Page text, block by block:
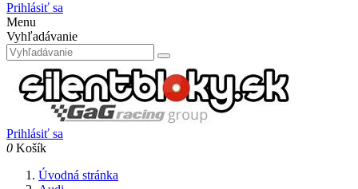
Prihlásiť sa
Menu
Vyhľadávanie
Prihlásiť sa
0 Košík
Úvodná stránka